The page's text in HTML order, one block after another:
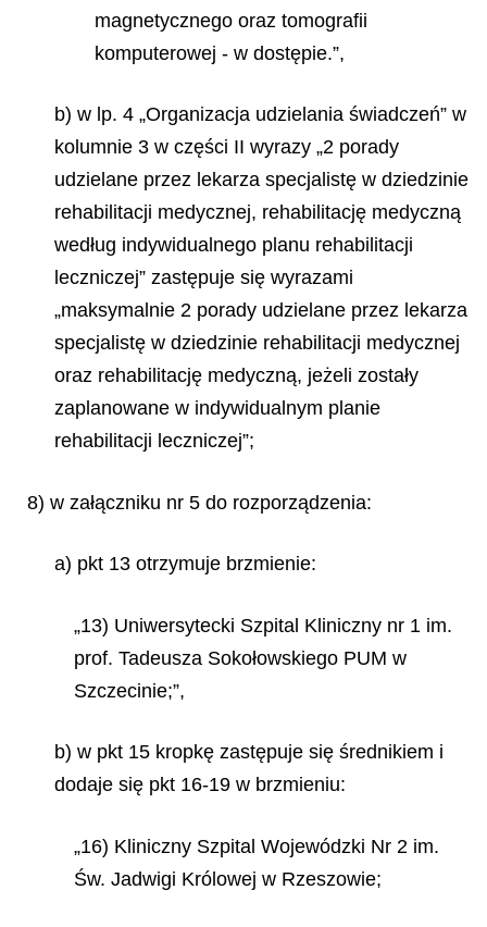
magnetycznego oraz tomografii
komputerowej - w dostępie.”,
b) w lp. 4 „Organizacja udzielania świadczeń” w
kolumnie 3 w części II wyrazy „2 porady
udzielane przez lekarza specjalistę w dziedzinie
rehabilitacji medycznej, rehabilitację medyczną
według indywidualnego planu rehabilitacji
leczniczej” zastępuje się wyrazami
„maksymalnie 2 porady udzielane przez lekarza
specjalistę w dziedzinie rehabilitacji medycznej
oraz rehabilitację medyczną, jeżeli zostały
zaplanowane w indywidualnym planie
rehabilitacji leczniczej”;
8) w załączniku nr 5 do rozporządzenia:
a) pkt 13 otrzymuje brzmienie:
„13) Uniwersytecki Szpital Kliniczny nr 1 im.
prof. Tadeusza Sokołowskiego PUM w
Szczecinie;”,
b) w pkt 15 kropkę zastępuje się średnikiem i
dodaje się pkt 16-19 w brzmieniu:
„16) Kliniczny Szpital Wojewódzki Nr 2 im.
Św. Jadwigi Królowej w Rzeszowie;